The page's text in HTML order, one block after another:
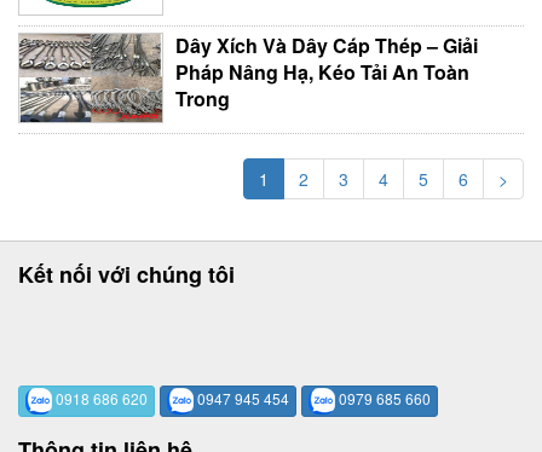
Dây Xích Và Dây Cáp Thép – Giải
Pháp Nâng Hạ, Kéo Tải An Toàn
Trong
1 2 3 4 5 6 >
Kết nối với chúng tôi
0918 686 620 0947 945 454 0979 685 660